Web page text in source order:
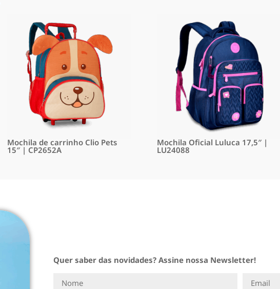
Mochila de carrinho Clio Pets
15″ | CP2652A
Mochila Oficial Luluca 17,5″ |
LU24088
Quer saber das novidades? Assine nossa Newsletter!